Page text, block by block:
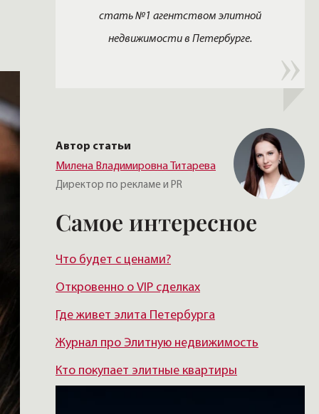
стать №1 агентством элитной
недвижимости в Петербурге.
Автор статьи
Милена Владимировна Титарева
Директор по рекламе и PR
Самое интересное
Что будет с ценами?
Откровенно о VIP сделках
Где живет элита Петербурга
Журнал про Элитную недвижимость
Кто покупает элитные квартиры